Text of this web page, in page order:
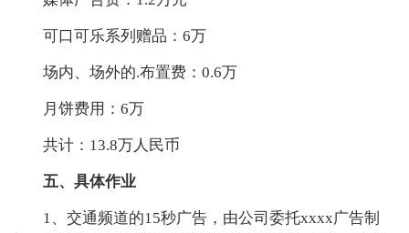
可口可乐系列赠品：6万
场内、场外的.布置费：0.6万
月饼费用：6万
共计：13.8万人民币
五、具体作业
1、交通频道的15秒广告，由公司委托xxxx广告制